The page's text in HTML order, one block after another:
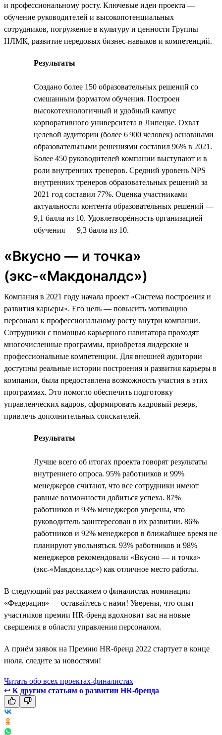
и профессиональному росту. Ключевые идеи проекта —
обучение руководителей и высокопотенциальных
сотрудников, погружение в культуру и ценности Группы
НЛМК, развитие передовых бизнес-навыков и компетенций.
Результаты
Создано более 150 образовательных решений со
смешанным форматом обучения. Построен
высокотехнологичный и удобный кампус
корпоративного университета в Липецке. Охват
целевой аудитории (более 6 900 человек) основными
образовательными решениями составил 96% в 2021.
Более 450 руководителей компании выступают и в
роли внутренних тренеров. Средний уровень NPS
внутренних тренеров образовательных решений за
2021 год составил 77%. Оценка участниками
актуальности контента образовательных решений —
9,1 балла из 10. Удовлетворённость организацией
обучения — 9,3 балла из 10.
«Вкусно — и точка»
(экс-«Макдоналдс»)
Компания в 2021 году начала проект «Система построения и
развития карьеры». Его цель — повысить мотивацию
персонала к профессиональному росту внутри компании.
Сотрудники с помощью карьерного навигатора проходят
многочисленные программы, приобретая лидерские и
профессиональные компетенции. Для внешней аудитории
доступны реальные истории построения и развития карьеры в
компании, была предоставлена возможность участия в этих
программах. Это помогло обеспечить подготовку
управленческих кадров, сформировать кадровый резерв,
привлечь дополнительных соискателей.
Результаты
Лучше всего об итогах проекта говорят результаты
внутреннего опроса. 95% работников и 99%
менеджеров считают, что все сотрудники имеют
равные возможности добиться успеха. 87%
работников и 93% менеджеров уверены, что
руководитель заинтересован в их развитии. 86%
работников и 92% менеджеров в ближайшее время не
планируют увольняться. 93% работников и 98%
менеджеров рекомендовали «Вкусно — и точка»
(экс-«Макдоналдс») как отличное место работы.
В следующий раз расскажем о финалистах номинации
«Федерация» — оставайтесь с нами! Уверены, что опыт
участников премии HR-бренд вдохновит вас на новые
свершения в области управления персоналом.
А приём заявок на Премию HR-бренд 2022 стартует в конце
июля, следите за новостями!
Читать обо всех проектах-финалистах
↩ К другим статьям о развитии HR-бренда